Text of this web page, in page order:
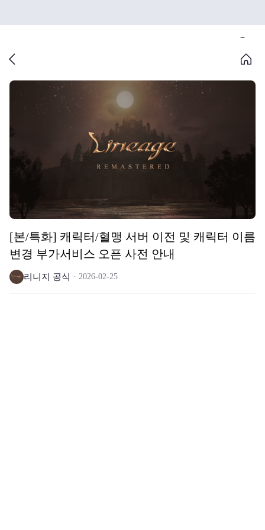
[본/특화] 캐릭터/혈맹 서버 이전 및 캐릭터 이름
변경 부가서비스 오픈 사전 안내
리니지 공식 2026-02-25